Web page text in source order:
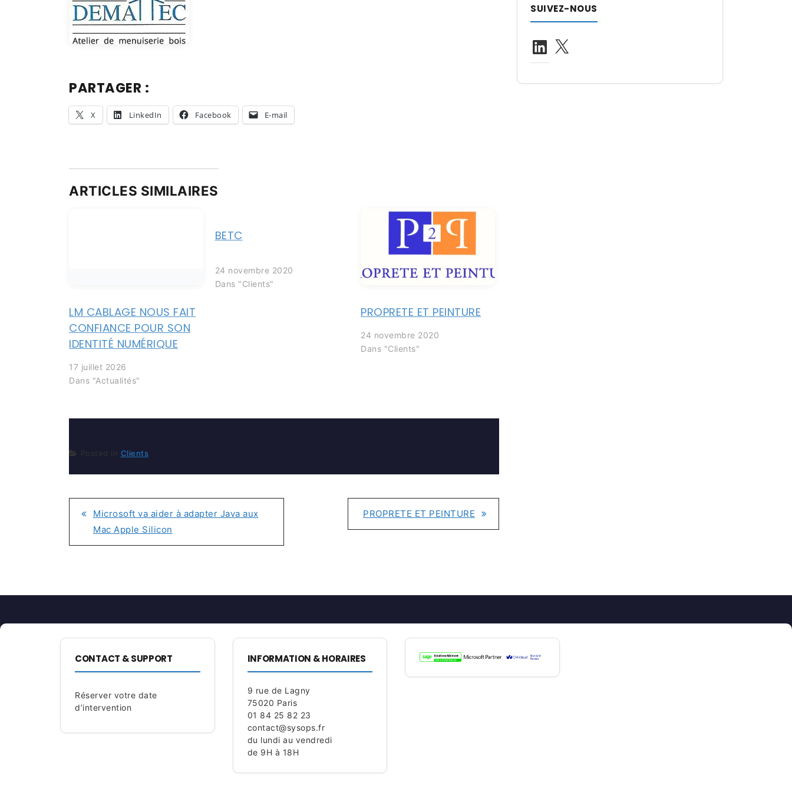
PARTAGER :
X LinkedIn Facebook E-mail
ARTICLES SIMILAIRES
LM CABLAGE NOUS FAIT
CONFIANCE POUR SON
IDENTITÉ NUMÉRIQUE
17 juillet 2026
Dans "Actualités"
BETC
24 novembre 2020
Dans "Clients"
PROPRETE ET PEINTURE
24 novembre 2020
Dans "Clients"
Posted in Clients
NAVIGATION
DE
Microsoft va aider à adapter Java aux
Mac Apple Silicon
PROPRETE ET PEINTURE
SUIVEZ-NOUS
LinkedIn
X
CONTACT & SUPPORT
Réserver votre date
d’intervention
INFORMATION & HORAIRES
9 rue de Lagny
75020 Paris
01 84 25 82 23
contact@sysops.fr
du lundi au vendredi
de 9H à 18H